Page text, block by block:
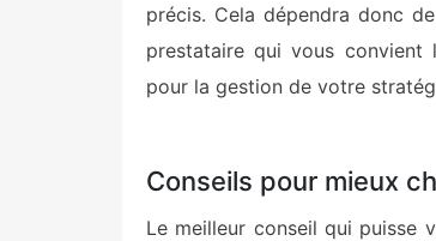
précis. Cela dépendra donc
prestataire qui vous convient
pour la gestion de votre
Conseils pour mieux
Le meilleur conseil qui puisse